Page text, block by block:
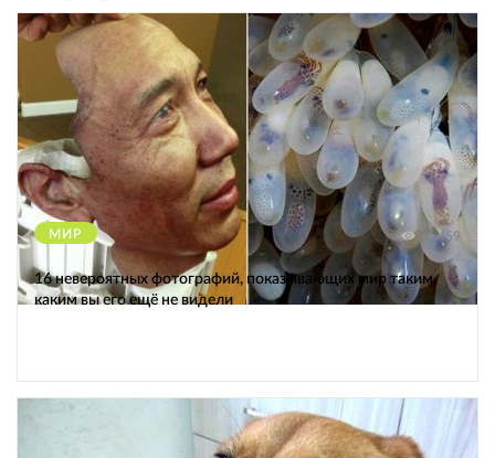
МИР 12459
16 невероятных фотографий, показывающих мир таким,
каким вы его ещё не видели